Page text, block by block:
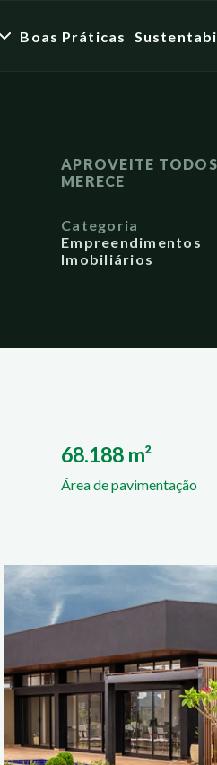
Boas Práticas
APROVEITE
MERECE
Categoria
Empreendimentos
Imobiliários
68.188 m²
Área de pavimentação